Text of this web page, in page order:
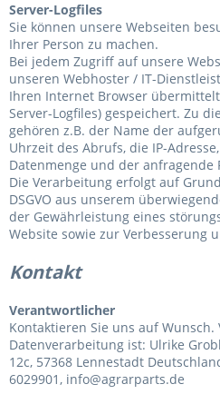
Server-Logfiles
Sie können unsere Webseiten
Ihrer Person zu machen.
Bei jedem Zugriff auf unsere
unseren Webhoster / IT-
Ihren Internet Browser
Server-Logfiles) gespeichert. Zu
gehören z.B. der Name der
Uhrzeit des Abrufs, die IP-
Datenmenge und der anfragende
Die Verarbeitung erfolgt auf
DSGVO aus unserem
der Gewährleistung eines
Website sowie zur Verbesserung
Kontakt
Verantwortlicher
Kontaktieren Sie uns auf
Datenverarbeitung ist: Ulrike
12c, 57368 Lennestadt
6029901, info@agrarparts.de